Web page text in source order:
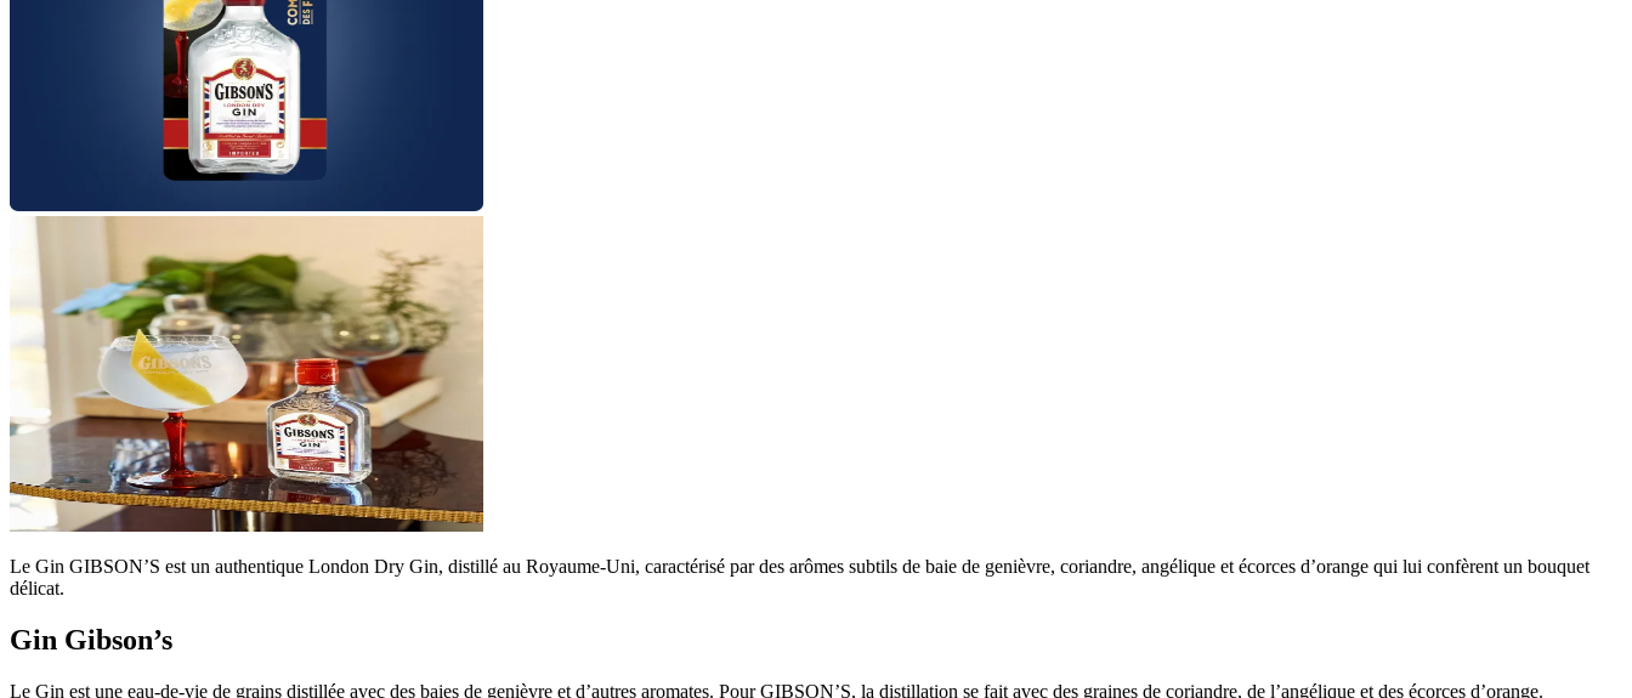
Le Gin GIBSON’S est un authentique London Dry Gin, distillé au Royaume-Uni, caractérisé par des arômes subtils de baie de genièvre, coriandre, angélique et écorces d’orange qui lui confèrent un bouquet
délicat.
Gin Gibson’s
Le Gin est une eau-de-vie de grains distillée avec des baies de genièvre et d’autres aromates. Pour GIBSON’S, la distillation se fait avec des graines de coriandre, de l’angélique et des écorces d’orange.